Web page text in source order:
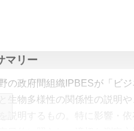
マリー
の政府間組織IPBESが「ビジ
生物多様性の関係性の説明
説明するもの。特に影響・